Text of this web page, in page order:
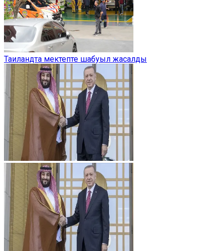
Таиландта мектепте шабуыл жасалды